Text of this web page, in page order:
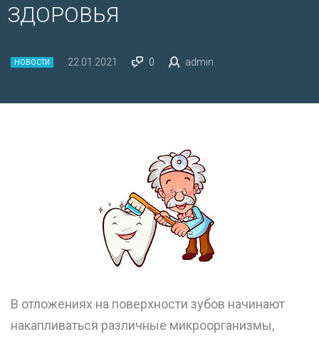
ЗДОРОВЬЯ
НОВОСТИ 22.01.2021 0 admin
В отложениях на поверхности зубов начинают
накапливаться различные микроорганизмы,